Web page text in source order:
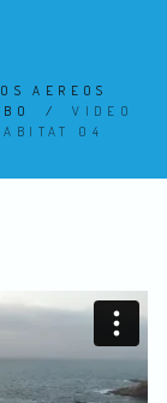
AEREOS
/VIDEO
04